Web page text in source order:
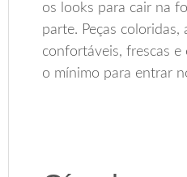
os looks para cair na
parte. Peças coloridas,
confortáveis, frescas
o mínimo para entrar